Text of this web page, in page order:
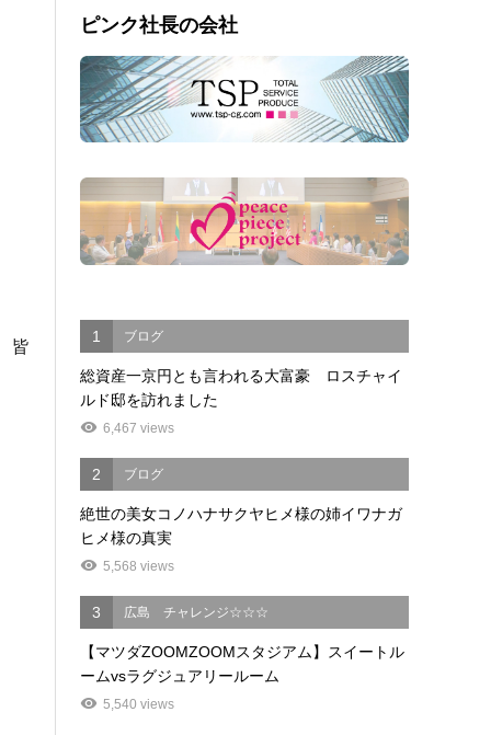
皆
ピンク社長の会社
1 ブログ
総資産一京円とも言われる大富豪 ロスチャイ
ルド邸を訪れました
6,467 views
2 ブログ
絶世の美女コノハナサクヤヒメ様の姉イワナガ
ヒメ様の真実
5,568 views
3 広島 チャレンジ☆☆☆
【マツダZOOMZOOMスタジアム】スイートル
ームvsラグジュアリールーム
5,540 views